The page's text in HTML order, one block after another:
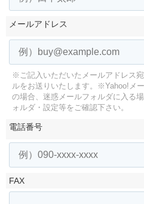
メールアドレス
※ご記入いただいたメールアドレス
ルをお送りいたします。
※Yahoo!メ
の場合、迷惑メールフォルダに入る場
ォルダ・設定等をご確認下さい。
電話番号
FAX